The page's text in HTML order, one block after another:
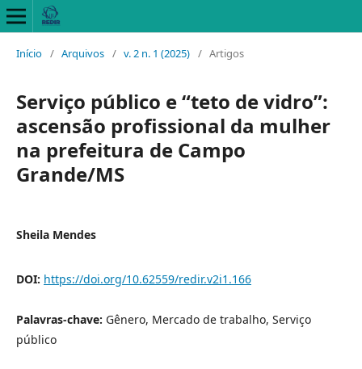
Início / Arquivos / v. 2 n. 1 (2025) / Artigos
Serviço público e “teto de vidro”:
ascensão profissional da mulher
na prefeitura de Campo
Grande/MS
Sheila Mendes
DOI: https://doi.org/10.62559/redir.v2i1.166
Palavras-chave: Gênero, Mercado de trabalho, Serviço
público